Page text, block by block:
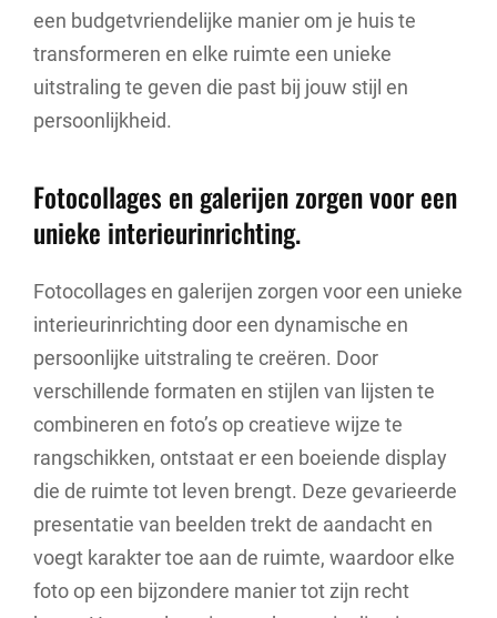
een budgetvriendelijke manier om je huis te
transformeren en elke ruimte een unieke
uitstraling te geven die past bij jouw stijl en
persoonlijkheid.
Fotocollages en galerijen zorgen voor een
unieke interieurinrichting.
Fotocollages en galerijen zorgen voor een unieke
interieurinrichting door een dynamische en
persoonlijke uitstraling te creëren. Door
verschillende formaten en stijlen van lijsten te
combineren en foto’s op creatieve wijze te
rangschikken, ontstaat er een boeiende display
die de ruimte tot leven brengt. Deze gevarieerde
presentatie van beelden trekt de aandacht en
voegt karakter toe aan de ruimte, waardoor elke
foto op een bijzondere manier tot zijn recht